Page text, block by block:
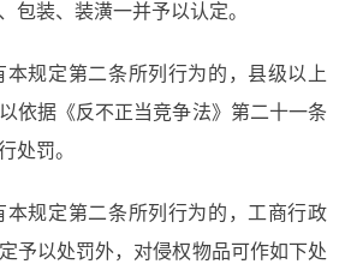
包装、装潢一并予以认定。
本规定第二条所列行为的，县级以上
依据《反不正当竞争法》第二十一条
处罚。
本规定第二条所列行为的，工商行政
予以处罚外，对侵权物品可作如下处